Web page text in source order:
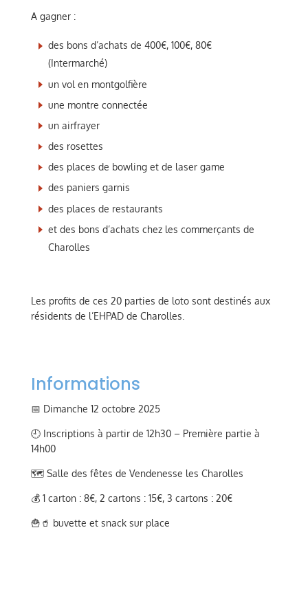
A gagner :
des bons d’achats de 400€, 100€, 80€
(Intermarché)
un vol en montgolfière
une montre connectée
un airfrayer
des rosettes
des places de bowling et de laser game
des paniers garnis
des places de restaurants
et des bons d’achats chez les commerçants de
Charolles
Les profits de ces 20 parties de loto sont destinés aux
résidents de l’EHPAD de Charolles.
Informations
📅 Dimanche 12 octobre 2025
🕘 Inscriptions à partir de 12h30 – Première partie à
14h00
🗺️ Salle des fêtes de Vendenesse les Charolles
💰 1 carton : 8€, 2 cartons : 15€, 3 cartons : 20€
🍟🥤 buvette et snack sur place